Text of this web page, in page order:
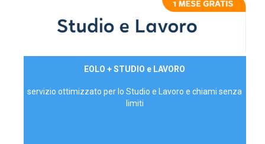
EOLO + STUDIO e LAVORO
servizio ottimizzato per lo Studio e Lavoro e chiami senza
limiti